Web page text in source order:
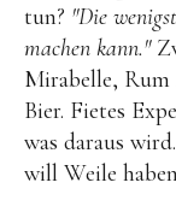
tun? "Die
machen kann."
Mirabelle, Rum
Bier. Fietes
was daraus
will Weile